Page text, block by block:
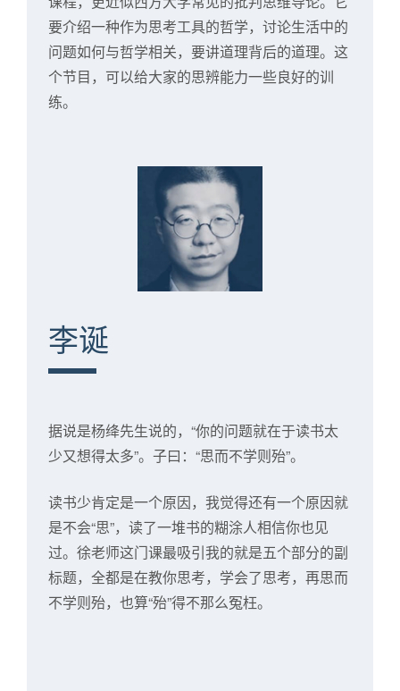
要介绍一种作为思考工具的哲学，讨论生活中的
问题如何与哲学相关，要讲道理背后的道理。这
个节目，可以给大家的思辨能力一些良好的训
练。
李诞
据说是杨绛先生说的，“你的问题就在于读书太
少又想得太多”。子曰：“思而不学则殆”。
读书少肯定是一个原因，我觉得还有一个原因就
是不会“思”，读了一堆书的糊涂人相信你也见
过。徐老师这门课最吸引我的就是五个部分的副
标题，全都是在教你思考，学会了思考，再思而
不学则殆，也算“殆”得不那么冤枉。